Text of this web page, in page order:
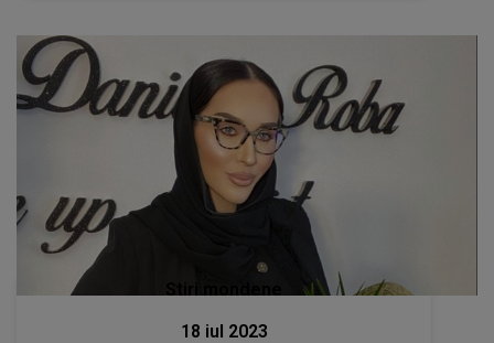
18 iul 2023